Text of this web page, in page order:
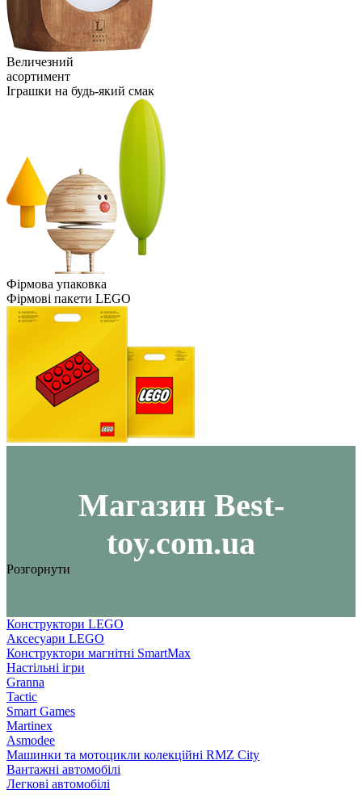
Величезний
асортимент
Іграшки на будь-який смак
Фірмова упаковка
Фірмові пакети LEGO
Maгазин Best-
toy.com.ua
Розгорнути
Конструктори LEGO
Аксесуари LEGO
Конструктори магнітні SmartMax
Настільні ігри
Granna
Tactic
Smart Games
Martinex
Asmodee
Машинки та мотоцикли колекційні RMZ City
Вантажні автомобілі
Легкові автомобілі